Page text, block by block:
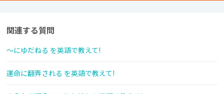
関連する質問
～にゆだねる を英語で教えて!
運命に翻弄される を英語で教えて!